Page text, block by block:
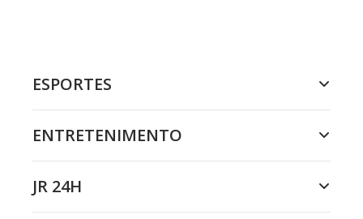
ESPORTES
ENTRETENIMENTO
JR 24H